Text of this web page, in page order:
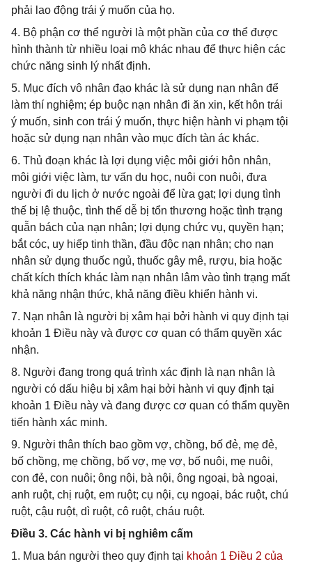
phải lao động trái ý muốn của họ.
4. Bộ phận cơ thể người là một phần của cơ thể được
hình thành từ nhiều loại mô khác nhau để thực hiện các
chức năng sinh lý nhất định.
5. Mục đích vô nhân đạo khác là sử dụng nạn nhân để
làm thí nghiệm; ép buộc nạn nhân đi ăn xin, kết hôn trái
ý muốn, sinh con trái ý muốn, thực hiện hành vi phạm tội
hoặc sử dụng nạn nhân vào mục đích tàn ác khác.
6. Thủ đoạn khác là lợi dụng việc môi giới hôn nhân,
môi giới việc làm, tư vấn du học, nuôi con nuôi, đưa
người đi du lịch ở nước ngoài để lừa gạt; lợi dụng tình
thế bị lệ thuộc, tình thế dễ bị tổn thương hoặc tình trạng
quẫn bách của nạn nhân; lợi dụng chức vụ, quyền hạn;
bắt cóc, uy hiếp tinh thần, đầu độc nạn nhân; cho nạn
nhân sử dụng thuốc ngủ, thuốc gây mê, rượu, bia hoặc
chất kích thích khác làm nạn nhân lâm vào tình trạng mất
khả năng nhận thức, khả năng điều khiển hành vi.
7. Nạn nhân là người bị xâm hại bởi hành vi quy định tại
khoản 1 Điều này và được cơ quan có thẩm quyền xác
nhận.
8. Người đang trong quá trình xác định là nạn nhân là
người có dấu hiệu bị xâm hại bởi hành vi quy định tại
khoản 1 Điều này và đang được cơ quan có thẩm quyền
tiến hành xác minh.
9. Người thân thích bao gồm vợ, chồng, bố đẻ, mẹ đẻ,
bố chồng, mẹ chồng, bố vợ, mẹ vợ, bố nuôi, mẹ nuôi,
con đẻ, con nuôi; ông nội, bà nội, ông ngoại, bà ngoại,
anh ruột, chị ruột, em ruột; cụ nội, cụ ngoại, bác ruột, chú
ruột, cậu ruột, dì ruột, cô ruột, cháu ruột.
Điều 3. Các hành vi bị nghiêm cấm
1. Mua bán người theo quy định tại khoản 1 Điều 2 của